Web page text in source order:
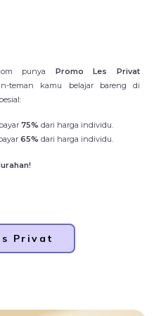
punya Promo Les Privat
teman kamu belajar bareng di
75% dari harga individu.
65% dari harga individu.
Privat